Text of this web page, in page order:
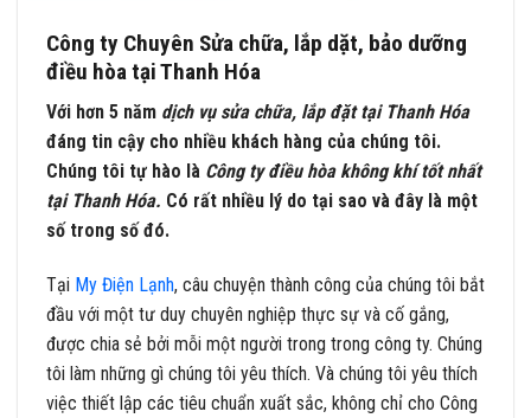
Công ty Chuyên Sửa chữa, lắp dặt, bảo dưỡng
điều hòa tại Thanh Hóa
Với hơn 5 năm dịch vụ sửa chữa, lắp đặt tại Thanh Hóa
đáng tin cậy cho nhiều khách hàng của chúng tôi.
Chúng tôi tự hào là Công ty điều hòa không khí tốt nhất
tại Thanh Hóa. Có rất nhiều lý do tại sao và đây là một
số trong số đó.
Tại My Điện Lạnh, câu chuyện thành công của chúng tôi bắt
đầu với một tư duy chuyên nghiệp thực sự và cố gắng,
được chia sẻ bởi mỗi một người trong trong công ty. Chúng
tôi làm những gì chúng tôi yêu thích. Và chúng tôi yêu thích
việc thiết lập các tiêu chuẩn xuất sắc, không chỉ cho Công